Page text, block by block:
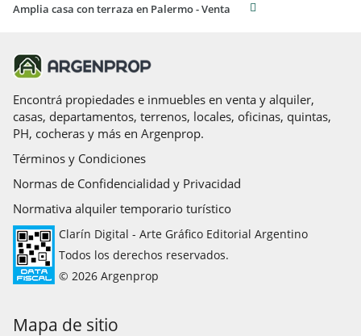
Amplia casa con terraza en Palermo - Venta
Encontrá propiedades e inmuebles en venta y alquiler,
casas, departamentos, terrenos, locales, oficinas, quintas,
PH, cocheras y más en Argenprop.
Términos y Condiciones
Normas de Confidencialidad y Privacidad
Normativa alquiler temporario turístico
Clarín Digital - Arte Gráfico Editorial Argentino
Todos los derechos reservados.
© 2026 Argenprop
Mapa de sitio